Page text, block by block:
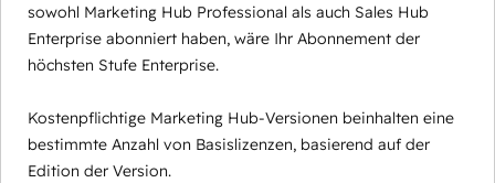
sowohl Marketing Hub Professional als auch Sales Hub
Enterprise abonniert haben, wäre Ihr Abonnement der
höchsten Stufe Enterprise.
Kostenpflichtige Marketing Hub-Versionen beinhalten eine
bestimmte Anzahl von Basislizenzen, basierend auf der
Edition der Version.